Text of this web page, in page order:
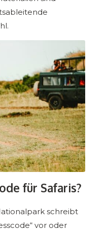
für Safaris?
schreibt
vor oder